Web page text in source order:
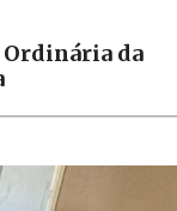
Ordinária da